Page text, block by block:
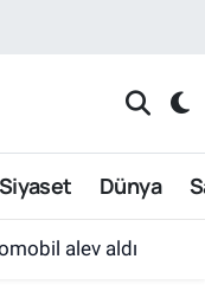
Siyaset Dünya
alev aldı